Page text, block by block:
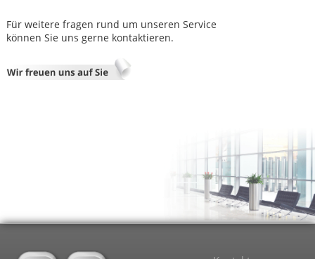
Für weitere fragen rund um unseren Service
können Sie uns gerne kontaktieren.